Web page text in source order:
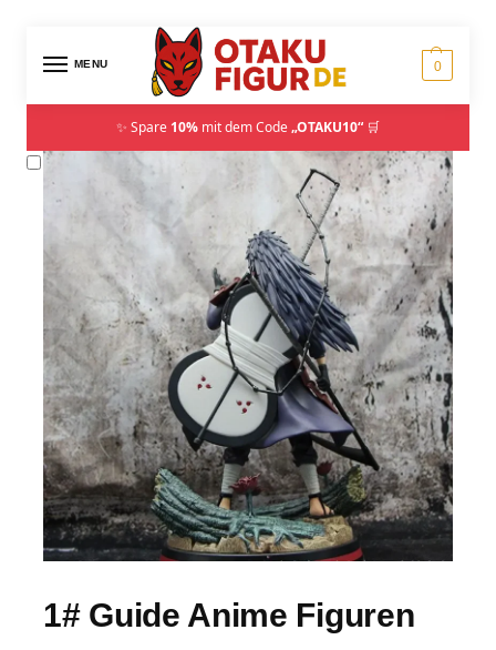
MENU 0
✨ Spare 10% mit dem Code„OTAKU10“ 🛒
1# Guide Anime Figuren